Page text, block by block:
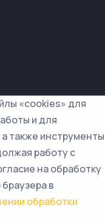
«cookies» для
и для
также инструменты
работу с
на обработку
в
обработки